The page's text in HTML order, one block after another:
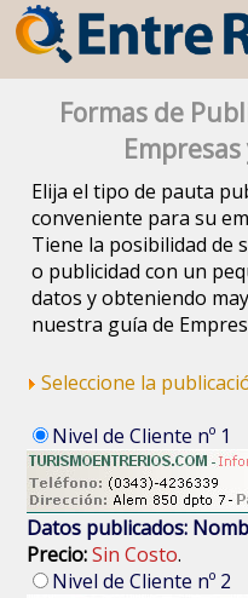
Formas de
Elija el tipo de pauta
conveniente para su
Tiene la posibilidad de
o publicidad con un
datos y obteniendo
nuestra guía de
Seleccione la
Nivel de Cliente nº 1
Datos publicados:
Precio:Sin Costo.
Nivel de Cliente nº 2